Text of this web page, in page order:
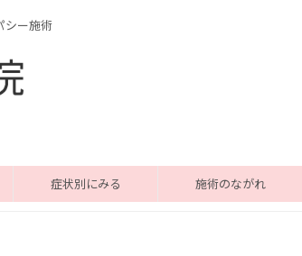
シー施術
症状別にみる 施術のながれ